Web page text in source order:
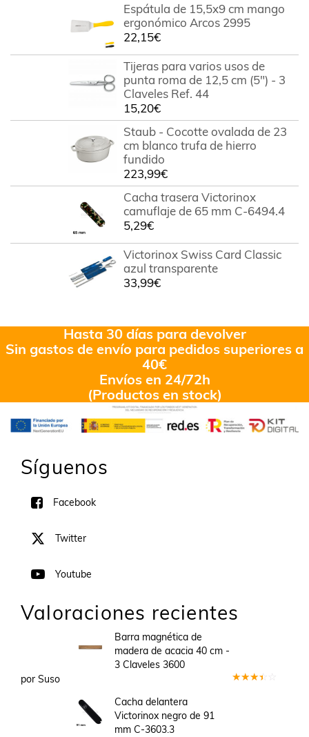
Espátula de 15,5x9 cm mango
ergonómico Arcos 2995
22,15€
Tijeras para varios usos de
punta roma de 12,5 cm (5") - 3
Claveles Ref. 44
15,20€
Staub - Cocotte ovalada de 23
cm blanco trufa de hierro
fundido
223,99€
Cacha trasera Victorinox
camuflaje de 65 mm C-6494.4
5,29€
Victorinox Swiss Card Classic
azul transparente
33,99€
Hasta 30 días para devolver
Sin gastos de envío para pedidos superiores a
40€
Envíos en 24/72h
(Productos en stock)
Síguenos
Facebook
Twitter
Youtube
Valoraciones recientes
Barra magnética de
madera de acacia 40 cm -
3 Claveles 3600
por Suso
Cacha delantera
Victorinox negro de 91
mm C-3603.3